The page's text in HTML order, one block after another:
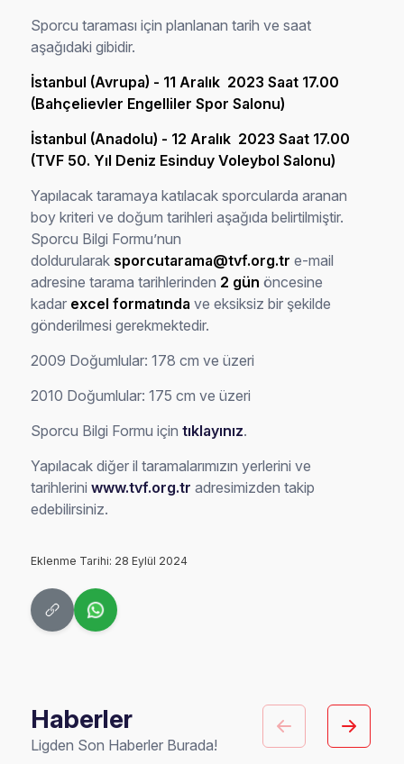
Sporcu taraması için planlanan tarih ve saat
aşağıdaki gibidir.
İstanbul (Avrupa) - 11 Aralık 2023 Saat 17.00
(Bahçelievler Engelliler Spor Salonu)
İstanbul (Anadolu) - 12 Aralık 2023 Saat 17.00
(TVF 50. Yıl Deniz Esinduy Voleybol Salonu)
Yapılacak taramaya katılacak sporcularda aranan
boy kriteri ve doğum tarihleri aşağıda belirtilmiştir.
Sporcu Bilgi Formu’nun
doldurularak sporcutarama@tvf.org.tr e-mail
adresine tarama tarihlerinden 2 gün öncesine
kadar excel formatında ve eksiksiz bir şekilde
gönderilmesi gerekmektedir.
2009 Doğumlular: 178 cm ve üzeri
2010 Doğumlular: 175 cm ve üzeri
Sporcu Bilgi Formu içintıklayınız.
Yapılacak diğer il taramalarımızın yerlerini ve
tarihleriniwww.tvf.org.tr adresimizden takip
edebilirsiniz.
Eklenme Tarihi: 28 Eylül 2024
Haberler
Ligden Son Haberler Burada!